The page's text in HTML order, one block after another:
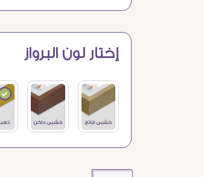
إختار لون البرواز